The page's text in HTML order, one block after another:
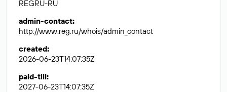
REGRU-RU
admin-contact:
http://www.reg.ru/whois/admin_contact
created:
2026-06-23T14:07:35Z
paid-till:
2027-06-23T14:07:35Z